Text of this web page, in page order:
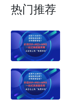
热门推荐